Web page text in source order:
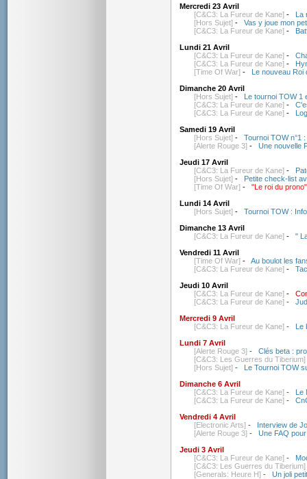
Mercredi 23 Avril
[C&C3: La Fureur de Kane] -
La
[Hors Sujet] - Vas y joue mon
[C&C3: La Fureur de Kane] -
Lundi 21 Avril
[C&C3: La Fureur de Kane] -
[C&C3: La Fureur de Kane] -
[Time Of War] -
Le nouveau Roi
Dimanche 20 Avril
[Hors Sujet] -
Le tournoi TOW 1
[C&C3: La Fureur de Kane] -
[C&C3: La Fureur de Kane] -
Samedi 19 Avril
[Hors Sujet] - Tournoi TOW n°1
[Alerte Rouge 3] - Une nouvelle
Jeudi 17 Avril
[C&C3: La Fureur de Kane] -
[Hors Sujet] -
Petite check-list
[Time Of War] - "Le roi du
Lundi 14 Avril
[Hors Sujet] - Tournoi TOW :
Dimanche 13 Avril
[C&C3: La Fureur de Kane] - "
Vendredi 11 Avril
[Time Of War] - Au boulot les
[C&C3: La Fureur de Kane] -
Jeudi 10 Avril
[C&C3: La Fureur de Kane] -
[C&C3: La Fureur de Kane] -
Mercredi 9 Avril
[C&C3: La Fureur de Kane] -
Le
Lundi 7 Avril
[Alerte Rouge 3] - Clés beta :
[C&C3: Les Guerres du Tiberium]
[Hors Sujet] -
Le Tournoi TOW
Dimanche 6 Avril
[C&C3: La Fureur de Kane] -
Le
[C&C3: La Fureur de Kane] -
Vendredi 4 Avril
[Electronic Arts] -
Interview de
[Alerte Rouge 3] - Une FAQ
Jeudi 3 Avril
[C&C3: La Fureur de Kane] -
[C&C3: Les Guerres du Tiberium]
[Generals: Heure H] - Un joli